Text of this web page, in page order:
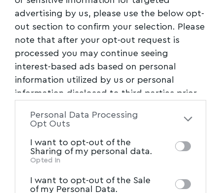
advertising by us, please use the below opt-
out section to confirm your selection. Please
note that after your opt-out request is
processed you may continue seeing
interest-based ads based on personal
information utilized by us or personal
information disclosed to third parties prior
of the further disclosure of your personal
of downstream participants. This
information may also be disclosed by us to
Participantsthat may further disclose it to
Personal Data Processing
Opt Outs
I want to opt-out of the
Sharing of my personal data.
Opted In
I want to opt-out of the Sale
of my Personal Data.